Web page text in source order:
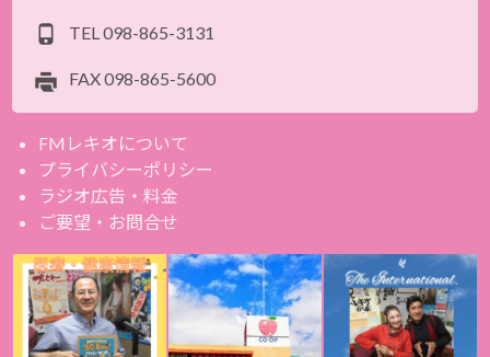
TEL 098-865-3131
FAX098-865-5600
FMレキオについて
プライバシーポリシー
ラジオ広告・料金
ご要望・お問合せ